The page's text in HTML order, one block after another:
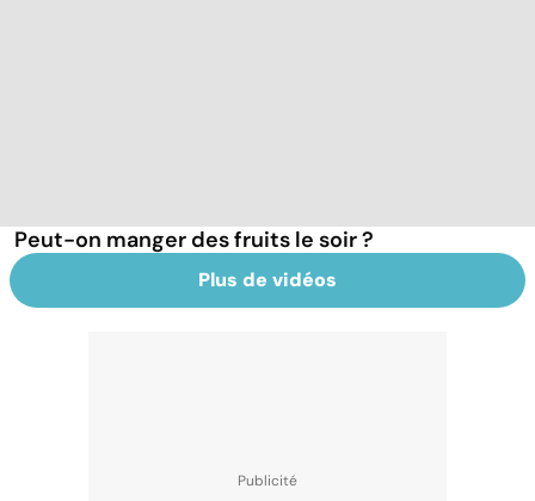
Peut-on manger des fruits le soir ?
Plus de vidéos